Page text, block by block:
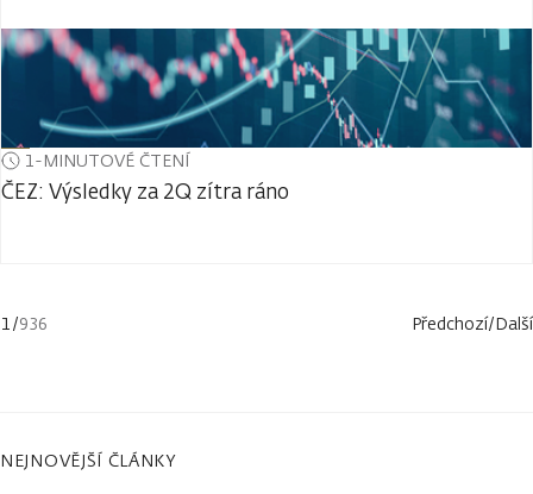
1-MINUTOVÉ ČTENÍ
ČEZ: Výsledky za 2Q zítra ráno
1/936 Předchozí/Další
NEJNOVĚJŠÍ ČLÁNKY